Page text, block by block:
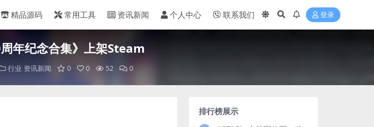
精品源码 常用工具 资讯新闻 个人中心 联系我们 登录
周年纪念合集》上架Steam
行业 资讯新闻 0 0 52 0
排行榜展示